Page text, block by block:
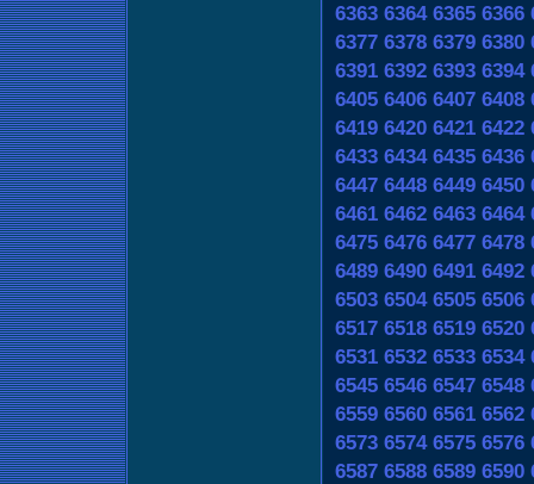
6363 6364 6365 6366
6377 6378 6379 6380
6391 6392 6393 6394
6405 6406 6407 6408
6419 6420 6421 6422
6433 6434 6435 6436
6447 6448 6449 6450
6461 6462 6463 6464
6475 6476 6477 6478
6489 6490 6491 6492
6503 6504 6505 6506
6517 6518 6519 6520
6531 6532 6533 6534
6545 6546 6547 6548
6559 6560 6561 6562
6573 6574 6575 6576
6587 6588 6589 6590